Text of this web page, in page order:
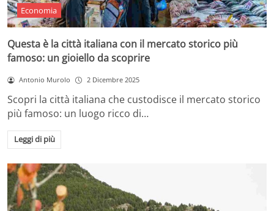
Economia
Questa è la città italiana con il mercato storico più
famoso: un gioiello da scoprire
Antonio Murolo 2 Dicembre 2025
Scopri la città italiana che custodisce il mercato storico
più famoso: un luogo ricco di…
Leggi di più